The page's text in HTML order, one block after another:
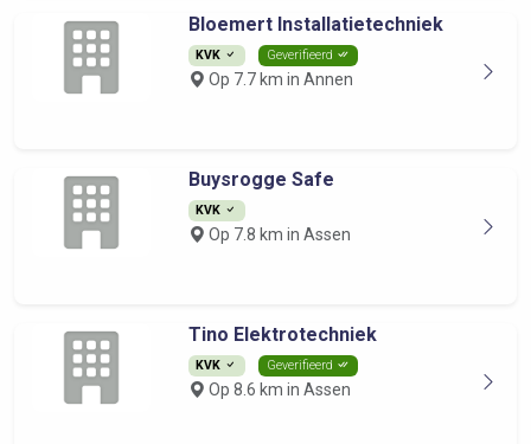
Bloemert Installatietechniek
KVK Geverifieerd
Op 7.7 km in Annen
Buysrogge Safe
KVK
Op 7.8 km in Assen
Tino Elektrotechniek
KVK Geverifieerd
Op 8.6 km in Assen